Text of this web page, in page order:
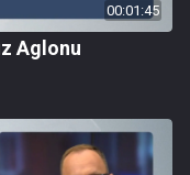
00:01:45
Aglonu